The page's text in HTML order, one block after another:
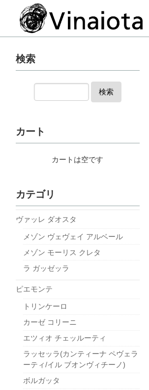
検索
検索
カート
カートは空です
カテゴリ
ヴァッレ ダオスタ
メゾン ヴェヴェイ アルベール
メゾン モーリス クレタ
ラ ガッゼッラ
ピエモンテ
トリンケーロ
カーゼ コリーニ
エツィオ チェッルーティ
ラッセッラ(カンティーナ ペヴェラ
ーティ/イル ブオンヴィチーノ)
ボルガッタ